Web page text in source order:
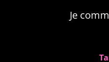
Je